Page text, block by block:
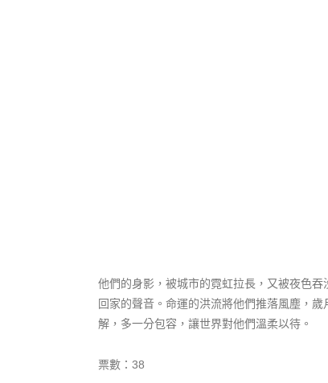
他們的身影，被城市的霓虹拉長，又被夜色
回家的聲音。命運的洪流將他們推落風塵，
解，多一分包容，讓世界對他們溫柔以待。
票數：38